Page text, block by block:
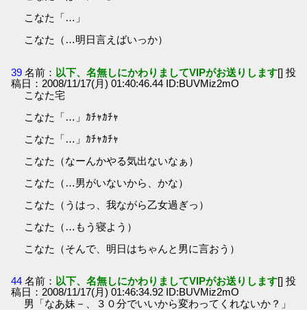
こなた「…」
こなた（…明日言えばいっか）
39 名前： 以下、名無しにかわりましてVIPがお送りします[] 投
稿日：2008/11/17(月) 01:40:46.44 ID:BUVMiz2mO
こなた宅
こなた「…」ｶﾁｬｶﾁｬ
こなた「…」ｶﾁｬｶﾁｬ
こなた（なーんかやる気出ないなぁ）
こなた（…男がいないから、かな）
こなた（うはっ、我ながら乙女過ぎっ）
こなた（…もう寝よう）
こなた（そんで、明日はちゃんと男に言おう）
44 名前： 以下、名無しにかわりましてVIPがお送りします[] 投
稿日：2008/11/17(月) 01:46:34.92 ID:BUVMiz2mO
男「なあ妹－、３０分でいいから変わってくれないか？」